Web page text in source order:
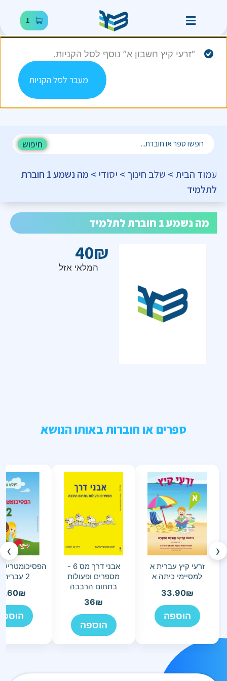
1
“זרעי קיץ חשבון א” נוסף לסל הקניות.
מעבר לסל הקניות
חיפוש
עמוד הבית > שלב חינוך > יסודי
> מה נשמע 1 חוברת
לתלמיד
מה נשמע 1 חוברת לתלמיד
40₪
המלאי אזל
ספרים או חוברות באותו הנושא
‹
זרעי קיץ עברית א
למסיימי כיתה א
33.90₪
הוספה
אבני דרך מס 6 -
מספרים ופעולות
בתחום הרבבה
36₪
הוספה
2 עברית ה-ו
₪
›